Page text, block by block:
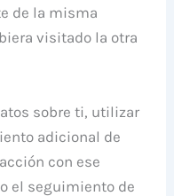
de la misma
visitado la otra
sobre ti, utilizar
adicional de
con ese
el seguimiento de